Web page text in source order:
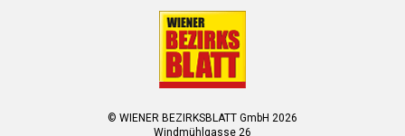
© WIENER BEZIRKSBLATT GmbH 2026
Windmühlgasse 26